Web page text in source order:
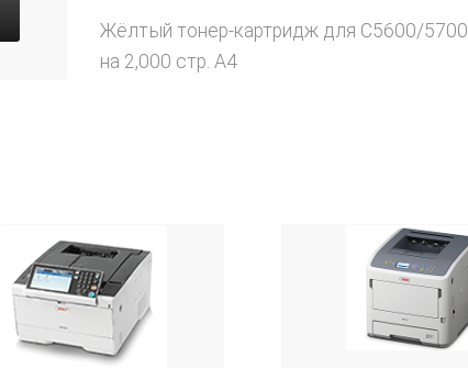
Жёлтый тонер-картридж для C5600/5700
на 2,000 стр. A4